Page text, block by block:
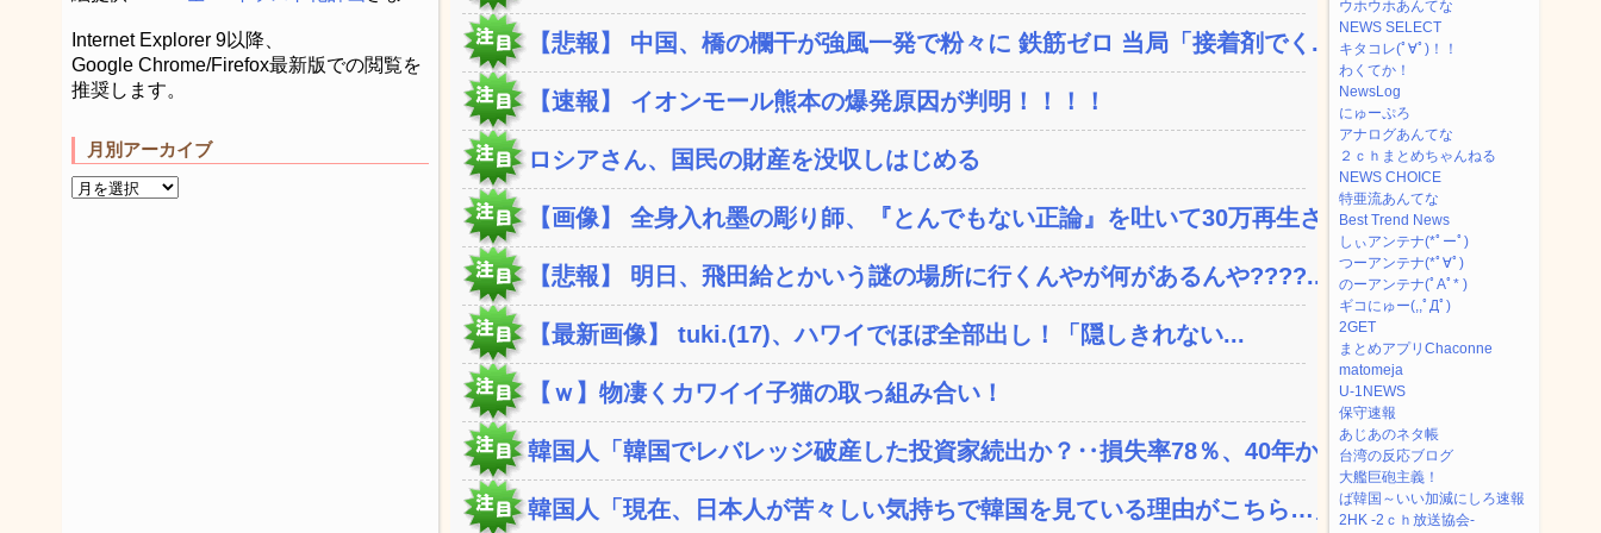
Internet Explorer 9以降、
Google Chrome/Firefox最新版での閲覧を
推奨します。
月別アーカイブ
【悲報】 中国、橋の欄干が強風一発で粉々に 鉄筋ゼロ 当局「接着剤でく...
【速報】 イオンモール熊本の爆発原因が判明！！！！
ロシアさん、国民の財産を没収しはじめる
【画像】 全身入れ墨の彫り師、『とんでもない正論』を吐いて30万再生さ...
【悲報】 明日、飛田給とかいう謎の場所に行くんやが何があるんや????...
【最新画像】 tuki.(17)、ハワイでほぼ全部出し！「隠しきれない...
【ｗ】物凄くカワイイ子猫の取っ組み合い！
韓国人「韓国でレバレッジ破産した投資家続出か？‥損失率78％、40年か...
韓国人「現在、日本人が苦々しい気持ちで韓国を見ている理由がこちら…」→...
ウホウホあんてな
NEWS SELECT
キタコレ(ﾟ∀ﾟ)！！
わくてか！
NewsLog
にゅーぷろ
アナログあんてな
２ｃｈまとめちゃんねる
NEWS CHOICE
特亜流あんてな
Best Trend News
しぃアンテナ(*ﾟーﾟ)
つーアンテナ(*ﾟ∀ﾟ)
のーアンテナ(ﾟAﾟ* )
ギコにゅー(,,ﾟДﾟ)
2GET
まとめアプリChaconne
matomeja
U-1NEWS
保守速報
あじあのネタ帳
台湾の反応ブログ
大艦巨砲主義！
ば韓国～いい加減にしろ速報
2HK -2ｃｈ放送協会-